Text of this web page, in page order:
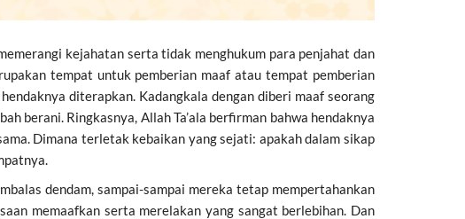
kejahatan serta tidak menghukum para penjahat dan
tempat untuk pemberian maaf atau tempat pemberian
diterapkan. Kadangkala dengan diberi maaf seorang
berani. Ringkasnya, Allah Ta’ala berfirman bahwa hendaknya
Dimana terletak kebaikan yang sejati: apakah dalam sikap
dendam, sampai-sampai mereka tetap mempertahankan
memaafkan serta merelakan yang sangat berlebihan. Dan